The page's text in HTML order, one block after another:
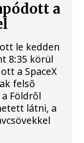
a
le kedden
8:35 körül
a SpaceX
felső
Földről
látni, a